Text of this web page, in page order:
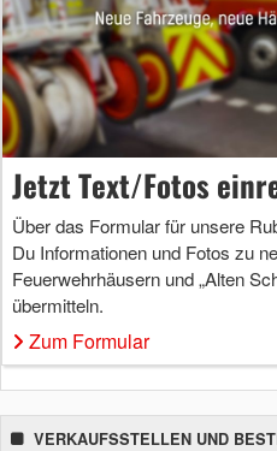
Jetzt Text/Fotos
Über das Formular für unsere
Du Informationen und Fotos zu
Feuerwehrhäusern und „Alten
übermitteln.
Zum Formular
VERKAUFSSTELLEN UND